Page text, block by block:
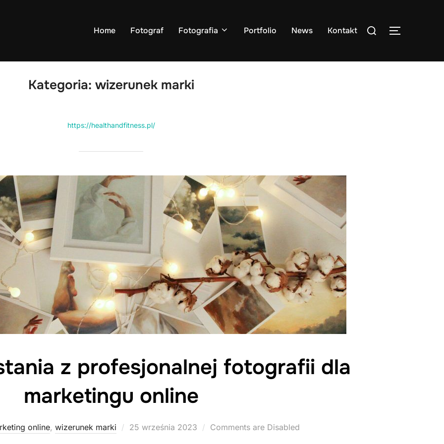
Home Fotograf Fotografia Portfolio News Kontakt
Search
TOGGLE
Kategoria: wizerunek marki
https://healthandfitness.pl/
z profesjonalnej fotografii dla
marketingu online
online, wizerunek marki
Posted
25 września 2023 Comments are Disabled